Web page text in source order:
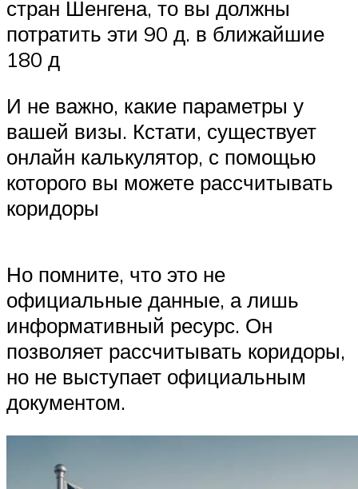
стран Шенгена, то вы должны
потратить эти 90 д. в ближайшие
180 д
И не важно, какие параметры у
вашей визы. Кстати, существует
онлайн калькулятор, с помощью
которого вы можете рассчитывать
коридоры
Но помните, что это не
официальные данные, а лишь
информативный ресурс. Он
позволяет рассчитывать коридоры,
но не выступает официальным
документом.